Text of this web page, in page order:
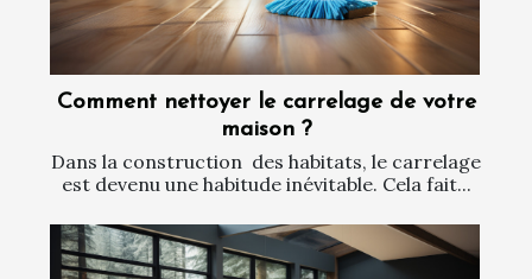
Comment nettoyer le carrelage de votre
maison ?
Dans la construction des habitats, le carrelage
est devenu une habitude inévitable. Cela fait...